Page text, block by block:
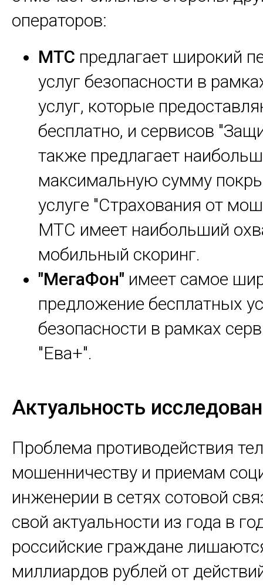
операторов:
МТС предлагает широкий
услуг безопасности в
услуг, которые
бесплатно, и сервисов
также предлагает
максимальную сумму
услуге "Страхования от
МТС имеет наибольший
мобильный скоринг.
"МегаФон" имеет самое
предложение бесплатных
безопасности в рамках
"Ева+".
Актуальность
Проблема противодействия
мошенничеству и приемам
инженерии в сетях сотовой
свой актуальности из года в
российские граждане
миллиардов рублей от